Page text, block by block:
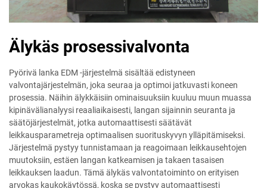
Älykäs prosessivalvonta
Pyörivä lanka EDM -järjestelmä sisältää edistyneen
valvontajärjestelmän, joka seuraa ja optimoi jatkuvasti koneen
prosessia. Näihin älykkäisiin ominaisuuksiin kuuluu muun muassa
kipinävälianalyysi reaaliaikaisesti, langan sijainnin seuranta ja
säätöjärjestelmät, jotka automaattisesti säätävät
leikkausparametreja optimaalisen suorituskyvyn ylläpitämiseksi.
Järjestelmä pystyy tunnistamaan ja reagoimaan leikkausehtojen
muutoksiin, estäen langan katkeamisen ja takaen tasaisen
leikkauksen laadun. Tämä älykäs valvontatoiminto on erityisen
arvokas kaukokäytössä, koska se pystyy automaattisesti